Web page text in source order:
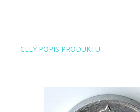
CELÝ POPIS PRODUKTU